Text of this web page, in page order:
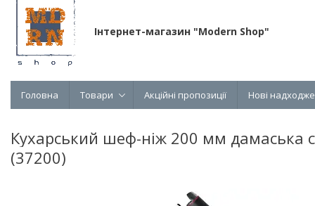
Інтернет-магазин "Modern Shop"
Головна Товари Акційні пропозиції Нові
Кухарський шеф-ніж 200 мм дамаська
(37200)